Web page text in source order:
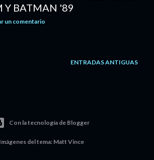
Y BATMAN '89
un comentario
ENTRADAS ANTIGUAS
Con la tecnología de Blogger
Imágenes del tema: Matt Vince